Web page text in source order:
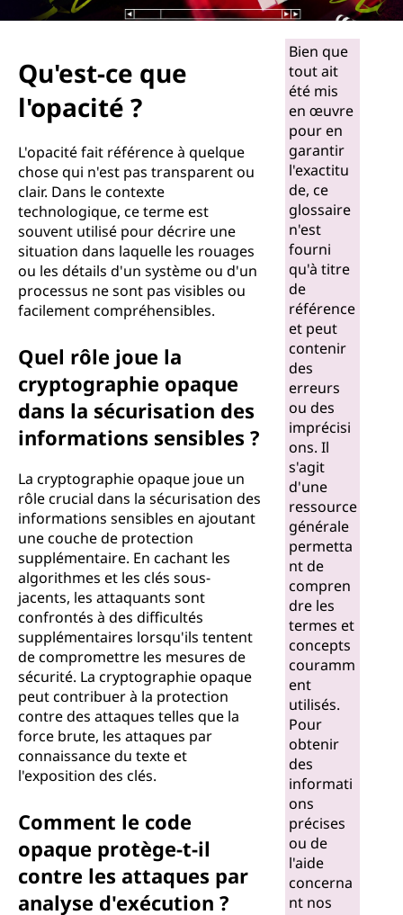
'
Qu'est-ce que
l'opacité ?
L'opacité fait référence à quelque
chose qui n'est pas transparent ou
clair. Dans le contexte
technologique, ce terme est
souvent utilisé pour décrire une
situation dans laquelle les rouages
ou les détails d'un système ou d'un
processus ne sont pas visibles ou
facilement compréhensibles.
Quel rôle joue la
cryptographie opaque
dans la sécurisation des
informations sensibles ?
La cryptographie opaque joue un
rôle crucial dans la sécurisation des
informations sensibles en ajoutant
une couche de protection
supplémentaire. En cachant les
algorithmes et les clés sous-
jacents, les attaquants sont
confrontés à des difficultés
supplémentaires lorsqu'ils tentent
de compromettre les mesures de
sécurité. La cryptographie opaque
peut contribuer à la protection
contre des attaques telles que la
force brute, les attaques par
connaissance du texte et
l'exposition des clés.
Comment le code
opaque protège-t-il
contre les attaques par
analyse d'exécution ?
Bien que
tout ait
été mis
en œuvre
pour en
garantir
l'exactitu
de, ce
glossaire
n'est
fourni
qu'à titre
de
référence
et peut
contenir
des
erreurs
ou des
imprécisi
ons. Il
s'agit
d'une
ressource
générale
permetta
nt de
compren
dre les
termes et
concepts
couramm
ent
utilisés.
Pour
obtenir
des
informati
ons
précises
ou de
l'aide
concerna
nt nos